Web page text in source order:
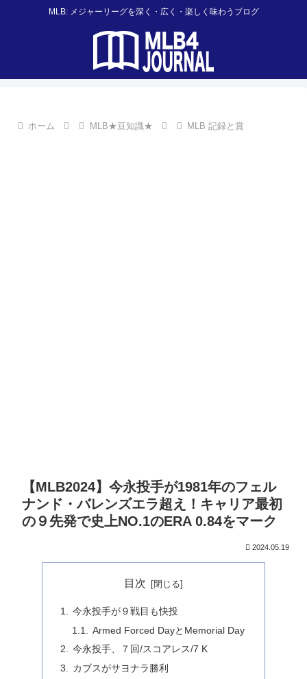
MLB: メジャーリーグを深く・広く・楽しく味わうブログ
ホーム MLB★豆知識★ MLB 記録と賞
【MLB2024】今永投手が1981年のフェル
ナンド・バレンズエラ超え！キャリア最初
の９先発で史上NO.1のERA 0.84をマーク
2024.05.19
目次
今永投手が９戦目も快投
Armed Forced DayとMemorial Day
今永投手、７回/スコアレス/7 K
カブスがサヨナラ勝利